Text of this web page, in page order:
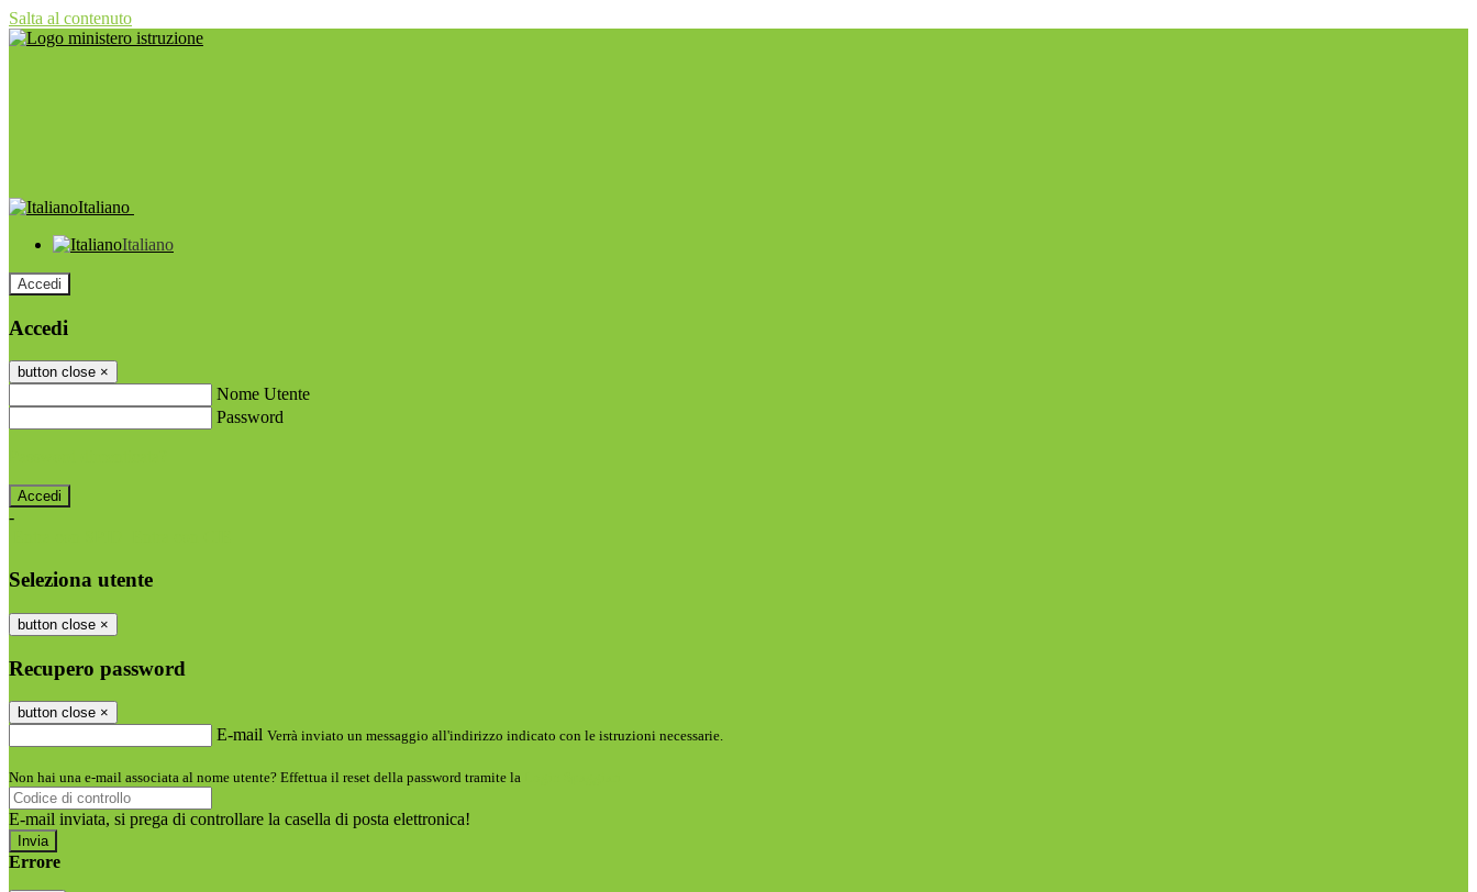
Salta al contenuto
Italiano
Italiano
Accedi
Accedi
button close ×
Nome Utente
Password
-
Seleziona utente
button close ×
Recupero password
button close ×
E-mail Verrà inviato un messaggio all'indirizzo indicato con le istruzioni necessarie.
Non hai una e-mail associata al nome utente? Effettua il reset della password tramite la
E-mail inviata, si prega di controllare la casella di posta elettronica!
Errore